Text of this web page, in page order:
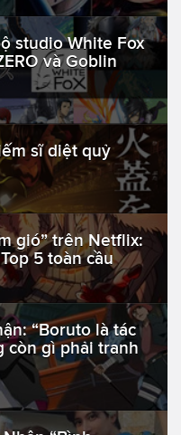
studio White Fox
và Goblin
sĩ diệt quỷ
gió” trên Netflix:
5 toàn cầu
“Boruto là tác
còn gì phải tranh